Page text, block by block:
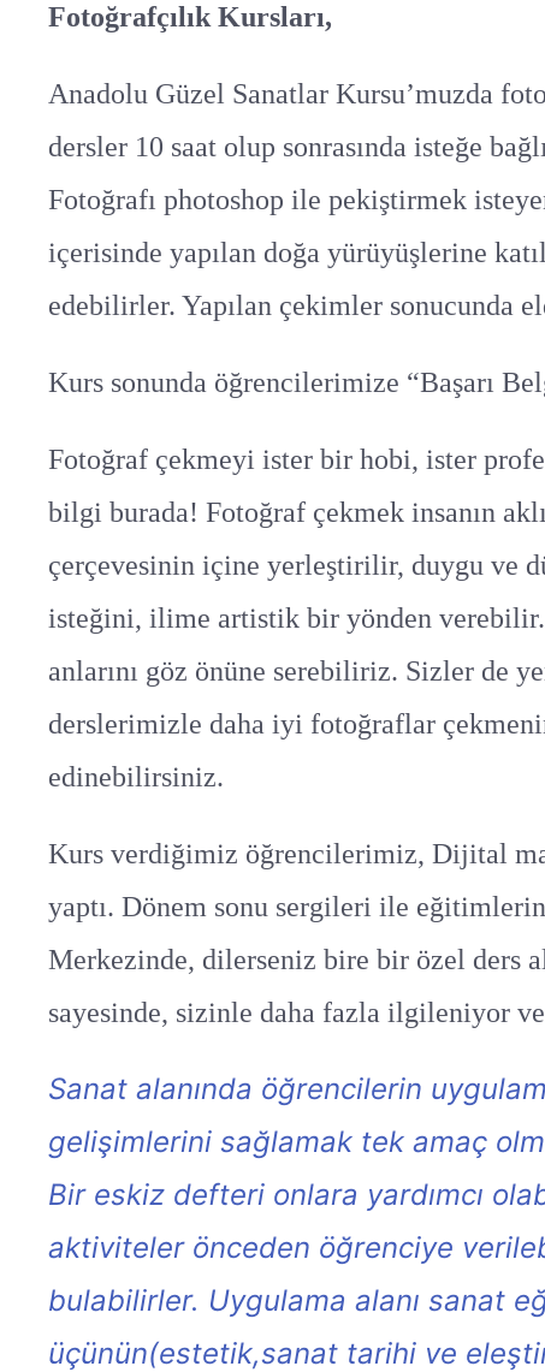
Fotoğrafçılık Kursları,
Anadolu Güzel Sanatlar Kursu’muzda
dersler 10 saat olup sonrasında isteğe
Fotoğrafı photoshop ile pekiştirmek
içerisinde yapılan doğa yürüyüşlerine
edebilirler. Yapılan çekimler sonucunda
Kurs sonunda öğrencilerimize “Başarı
Fotoğraf çekmeyi ister bir hobi, ister
bilgi burada! Fotoğraf çekmek insanın
çerçevesinin içine yerleştirilir, duygu ve
isteğini, ilime artistik bir yönden verebilir.
anlarını göz önüne serebiliriz. Sizler de
derslerimizle daha iyi fotoğraflar
edinebilirsiniz.
Kurs verdiğimiz öğrencilerimiz, Dijital
yaptı. Dönem sonu sergileri ile
Merkezinde, dilerseniz bire bir özel ders
sayesinde, sizinle daha fazla ilgileniyor
Sanat alanında öğrencilerin
gelişimlerini sağlamak tek amaç
Bir eskiz defteri onlara yardımcı
aktiviteler önceden öğrenciye
bulabilirler. Uygulama alanı sanat
üçünün(estetik,sanat tarihi ve